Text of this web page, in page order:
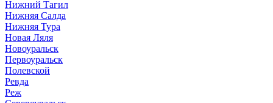
Нижний Тагил
Нижняя Салда
Нижняя Тура
Новая Ляля
Новоуральск
Первоуральск
Полевской
Ревда
Реж